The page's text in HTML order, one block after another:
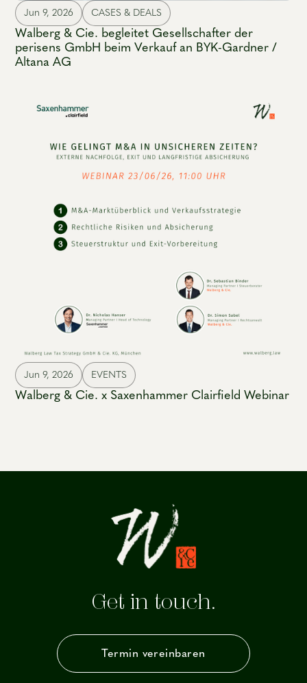
Jun 9, 2026 CASES & DEALS
Walberg & Cie. begleitet Gesellschafter der
perisens GmbH beim Verkauf an BYK-Gardner /
Altana AG
Jun 9, 2026 EVENTS
Walberg & Cie. x Saxenhammer Clairfield Webinar
Get in touch.
Termin vereinbaren